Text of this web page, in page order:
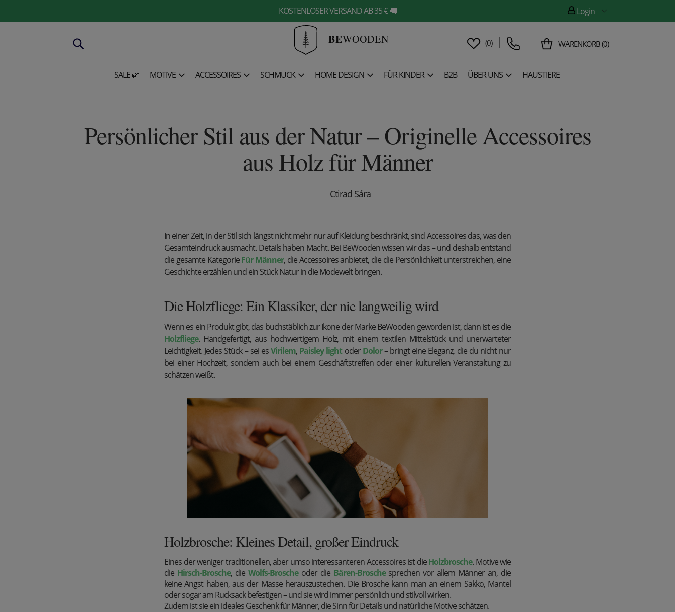
KOSTENLOSER VERSAND AB 35 € 🚚 Login
BEWOODEN (0) WARENKORB(0)
SALE 🌿 MOTIVE ACCESSOIRES SCHMUCK HOME DESIGN FÜR KINDER B2B ÜBER UNS HAUSTIERE
Persönlicher Stil aus der Natur – Originelle Accessoires
aus Holz für Männer
Ctirad Sára
In einer Zeit, in der Stil sich längst nicht mehr nur auf Kleidung beschränkt, sind Accessoires das, was den
Gesamteindruck ausmacht. Details haben Macht. Bei BeWooden wissen wir das – und deshalb entstand
die gesamte KategorieFür Männer, die Accessoires anbietet, die die Persönlichkeit unterstreichen, eine
Geschichte erzählen und ein Stück Natur in die Modewelt bringen.
Die Holzfliege: Ein Klassiker, der nie langweilig wird
Wenn es ein Produkt gibt, das buchstäblich zur Ikone der Marke BeWooden geworden ist, dann ist es die
Holzfliege. Handgefertigt, aus hochwertigem Holz, mit einem textilen Mittelstück und unerwarteter
Leichtigkeit. Jedes Stück – sei esVirilem, Paisley lightoderDolor– bringt eine Eleganz, die du nicht nur
bei einer Hochzeit, sondern auch bei einem Geschäftstreffen oder einer kulturellen Veranstaltung zu
schätzen weißt.
Holzbrosche: Kleines Detail, großer Eindruck
Eines der weniger traditionellen, aber umso interessanteren Accessoires ist dieHolzbrosche. Motive wie
die Hirsch-Brosche, die Wolfs-Broscheoder die Bären-Broschesprechen vor allem Männer an, die
keine Angst haben, aus der Masse herauszustechen. Die Brosche kann man an einem Sakko, Mantel
oder sogar am Rucksack befestigen – und sie wird immer persönlich und stilvoll wirken.
Zudem ist sie ein ideales Geschenk für Männer, die Sinn für Details und natürliche Motive schätzen.